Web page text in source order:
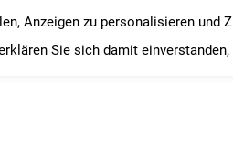
Anzeigen zu personalisieren
Sie sich damit